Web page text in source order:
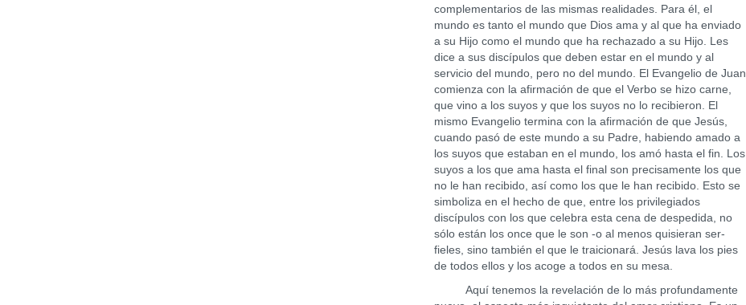
complementarios de las mismas realidades. Para él, el
mundo es tanto el mundo que Dios ama y al que ha enviado
a su Hijo como el mundo que ha rechazado a su Hijo. Les
dice a sus discípulos que deben estar en el mundo y al
servicio del mundo, pero no del mundo. El Evangelio de Juan
comienza con la afirmación de que el Verbo se hizo carne,
que vino a los suyos y que los suyos no lo recibieron. El
mismo Evangelio termina con la afirmación de que Jesús,
cuando pasó de este mundo a su Padre, habiendo amado a
los suyos que estaban en el mundo, los amó hasta el fin. Los
suyos a los que ama hasta el final son precisamente los que
no le han recibido, así como los que le han recibido. Esto se
simboliza en el hecho de que, entre los privilegiados
discípulos con los que celebra esta cena de despedida, no
sólo están los once que le son -o al menos quisieran ser-
fieles, sino también el que le traicionará. Jesús lava los pies
de todos ellos y los acoge a todos en su mesa.
Aquí tenemos la revelación de lo más profundamente